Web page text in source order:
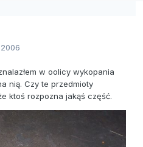
w oolicy wykopania
nią. Czy te przedmioty
ktoś rozpozna jakąś część.